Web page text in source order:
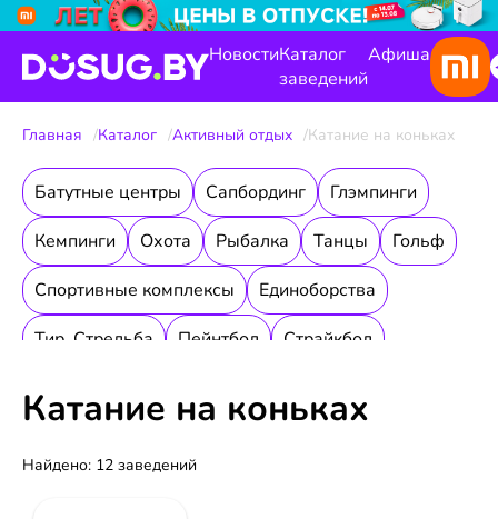
НовостиКаталог
заведений
Афиша
Главная Каталог Активный отдых Катание на коньках
Батутные центры Сапбординг
Глэмпинги
Кемпинги
Охота Рыбалка Танцы
Гольф
Спортивные комплексы
Единоборства
Тир. Стрельба
Пейнтбол
Страйкбол
Катание на коньках
Найдено: 12 заведений